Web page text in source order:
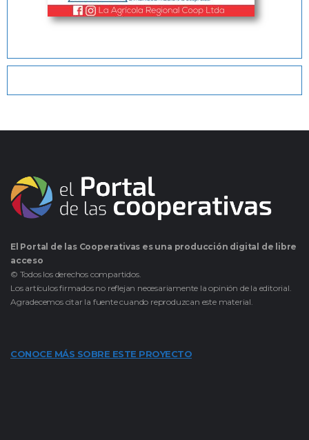
El Portal de las Cooperativas es una producción digital de libre
acceso
© Todos los derechos compartidos.
Los artículos firmados no reflejan necesariamente la opinión de la editorial.
Agradecemos citar la fuente cuando reproduzcan este material.
CONOCE MÁS SOBRE ESTE PROYECTO